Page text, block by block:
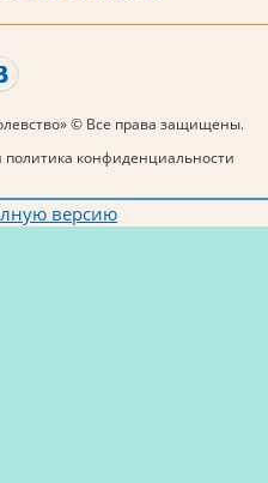
© Все права защищены.
политика конфиденциальности
версию